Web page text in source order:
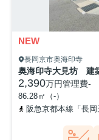
NEW
長岡京市奥海印寺
奥海印寺大見坊 建
2,390万円管理費-
86.28㎡（-）
阪急京都本線「長